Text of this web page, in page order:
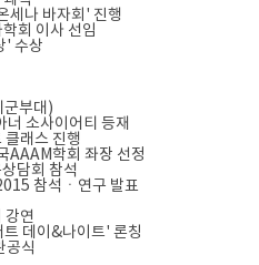
세나 바자회' 진행
회 이사 선임
' 수상
부대)
소사이어티 등재
래스 진행
AAAM학회 좌장 선정
담회 참석
참석ㆍ연구 발표
강연
데이&나이트' 론칭
공식